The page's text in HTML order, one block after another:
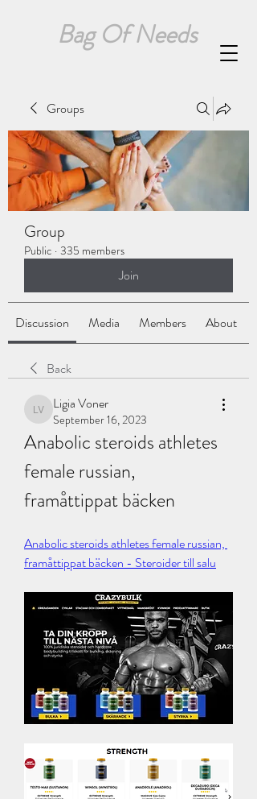
Bag Of Needs
Groups
Group
Public · 335 members
Join
Discussion Media Members About
Back
Ligia Voner
Ligia Voner
September 16, 2023
Anabolic steroids athletes
female russian,
framåttippat bäcken
Anabolic steroids athletes female russian,
framåttippat bäcken - Steroider till salu